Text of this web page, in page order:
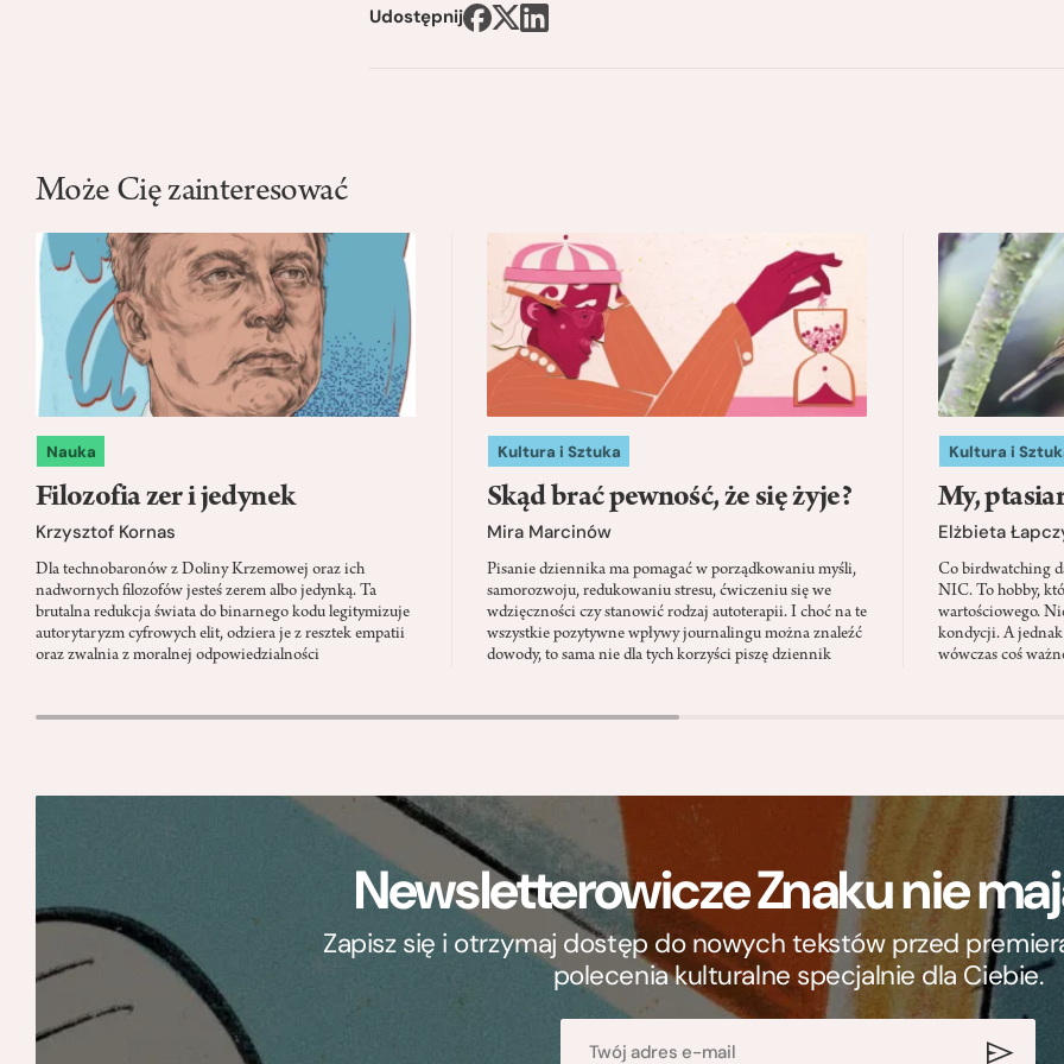
Udostępnij
Może Cię zainteresować
Nauka
Filozofia zer i jedynek
Krzysztof Kornas
Dla technobaronów z Doliny Krzemowej oraz ich
nadwornych filozofów jesteś zerem albo jedynką. Ta
brutalna redukcja świata do binarnego kodu legitymizuje
autorytaryzm cyfrowych elit, odziera je z resztek empatii
oraz zwalnia z moralnej odpowiedzialności
Kultura i Sztuka
Skąd brać pewność, że się żyje?
Mira Marcinów
Pisanie dziennika ma pomagać w porządkowaniu myśli,
samorozwoju, redukowaniu stresu, ćwiczeniu się we
wdzięczności czy stanowić rodzaj autoterapii. I choć na te
wszystkie pozytywne wpływy journalingu można znaleźć
dowody, to sama nie dla tych korzyści piszę dziennik
Kultura i
My,
Elżbieta
Co birdwatching
NIC. To hobby,
wartościowego.
kondycji. A jednak
wówczas coś
Newsletterowicze Znaku nie
Zapisz się i otrzymaj dostęp do nowych tekstów przed
polecenia kulturalne specjalnie dla Ciebie.